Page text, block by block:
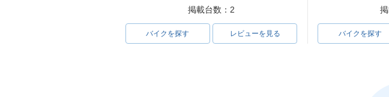
掲載台数：2
バイクを探す レビューを見る バイクを探す